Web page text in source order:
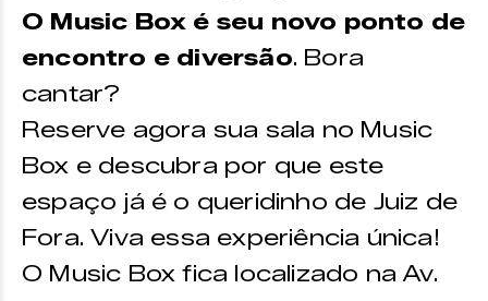
O Music Box é seu novo ponto de
encontro e diversão. Bora
cantar?
Reserve agora sua sala no Music
Box e descubra por que este
espaço já é o queridinho de Juiz de
Fora. Viva essa experiência única!
O Music Box fica localizado na Av.